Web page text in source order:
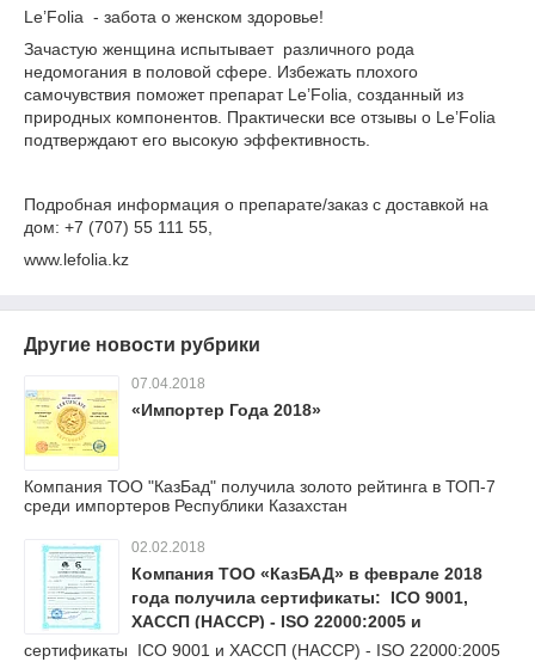
Le’Folia - забота о женском здоровье!
Зачастую женщина испытывает различного рода
недомогания в половой сфере. Избежать плохого
самочувствия поможет препарат Le’Folia, созданный из
природных компонентов. Практически все отзывы о Le’Folia
подтверждают его высокую эффективность.
Подробная информация о препарате/заказ с доставкой на
дом: +7 (707) 55 111 55,
www.lefolia.kz
Другие новости рубрики
07.04.2018
«Импортер Года 2018»
Компания ТОО "КазБад" получила золото рейтинга в ТОП-7
среди импортеров Республики Казахстан
02.02.2018
Компания ТОО «КазБАД» в феврале 2018
года получила сертификаты: ICO 9001,
ХАССП (HACCP) - ISO 22000:2005 и
Сертификат Халал (Halal Certificate)
сертификаты ICO 9001 и ХАССП (HACCP) - ISO 22000:2005